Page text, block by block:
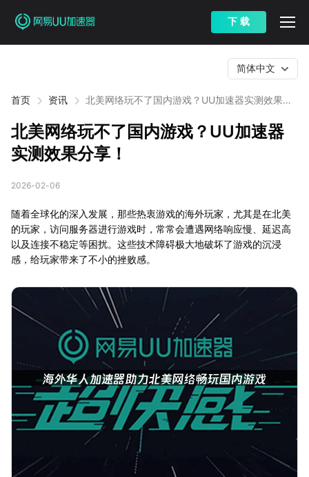
下 载
首页 资讯
北美网络玩不了国内游戏？UU加速器实测效果分
简体中文
北美网络玩不了国内游戏？UU加速器
实测效果分享！
2026-02-06
随着全球化的深入发展，那些热衷游戏的海外玩家，尤其是在北美
的玩家，访问服务器进行游戏时，常常会遭遇网络响应慢、延迟高
以及连接不稳定等困扰。这些技术障碍极大地破坏了游戏的沉浸
感，给玩家带来了不小的挫败感。